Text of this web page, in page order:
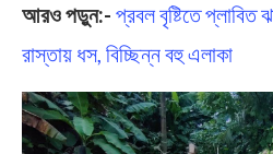
আরও পড়ুন:- প্রবল বৃষ্টিতে প্লাবিত
রাস্তায় ধস, বিচ্ছিন্ন বহু এলাকা